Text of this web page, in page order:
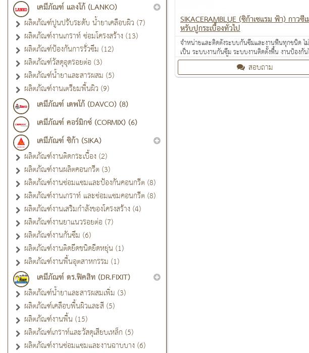
เคมีภัณฑ์ แลงโก้ (LANKO)
ผลิตภัณฑ์ปูนปรับระดับ น้ำยาเคลือบผิว (7)
ผลิตภัณฑ์งานเกราท์ ซ่อมโครงสร้าง (13)
ผลิตภัณฑ์ป้องกันการรั่วซึม (12)
ผลิตภัณฑ์วัสดุอุดรอยต่อ (3)
ผลิตภัณฑ์น้ำยาและสารผสม (5)
ผลิตภัณฑ์งานเตรียมพื้นผิว (9)
เคมีภัณฑ์ เดพโก้ (DAVCO) (8)
เคมีภัณฑ์ คอร์มิกซ์ (CORMIX) (6)
เคมีภัณฑ์ ซิก้า (SIKA)
ผลิตภัณฑ์งานติดกระเบื้อง (2)
ผลิตภัณฑ์งานผลิตคอนกรีต (3)
ผลิตภัณฑ์งานซ่อมแซมและป้องกันคอนกรีต (8)
ผลิตภัณฑ์งานเกราท์ และซ่อมแซมคอนกรีต (8)
ผลิตภัณฑ์งานเสริมกำลังของโครงสร้าง (4)
ผลิตภัณฑ์งานยาแนวรอยต่อ (7)
ผลิตภัณฑ์งานกันซึม (6)
ผลิตภัณฑ์งานติดยึดชนิดยืดหยุ่น (1)
ผลิตภัณฑ์งานพื้นอุตสาหกรรม (1)
เคมีภัณฑ์ ดร.ฟิคสิท (DR.FIXIT)
ผลิตภัณฑ์น้ำยาและสารผสมเพิ่ม (3)
ผลิตภัณฑ์เคลือบพื้นผิวและสี (5)
ผลิตภัณฑ์งานพื้น (15)
ผลิตภัณฑ์เกราท์และวัสดุเสียบเหล็ก (5)
ผลิตภัณฑ์งานซ่อมแซมและงานฉาบบาง (6)
SIKACERAMBLUE (ซิก้าเซแรม ฟ้า) กาวซี
หรับปูกระเบื้องทั่วไป
จำหน่ายและติดตั้งระบบกันซึมและงานพื้นทุกชนิด ไ
เป็น ระบบงานกันซึม ระบบงานติดตั้งพื้น งานป้องกั
งานเคลือบปกป้องพื้นผิว งานเคลือบสารสะท้อนควา
สอบถาม